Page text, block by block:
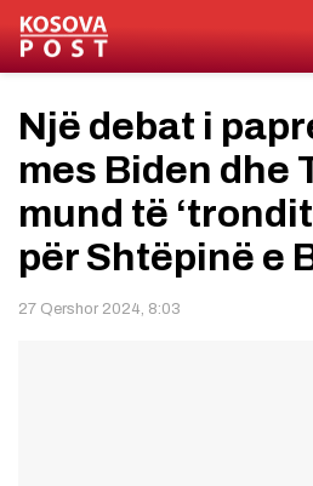
Një debat i
mes Biden dhe
mund të
për Shtëpinë e
27 Qershor 2024, 8:03